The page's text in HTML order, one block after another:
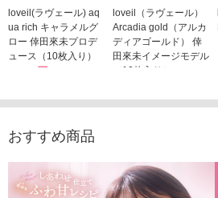
loveil(ラヴェール) aq
ua rich キャラメルグ
ロー 倖田來未プロデ
ュース（10枚入り）
1,760円
loveil（ラヴェール）
Arcadia gold（アルカ
ディアゴールド） 倖
田來未イメージモデル
（10枚入り）
おすすめ商品